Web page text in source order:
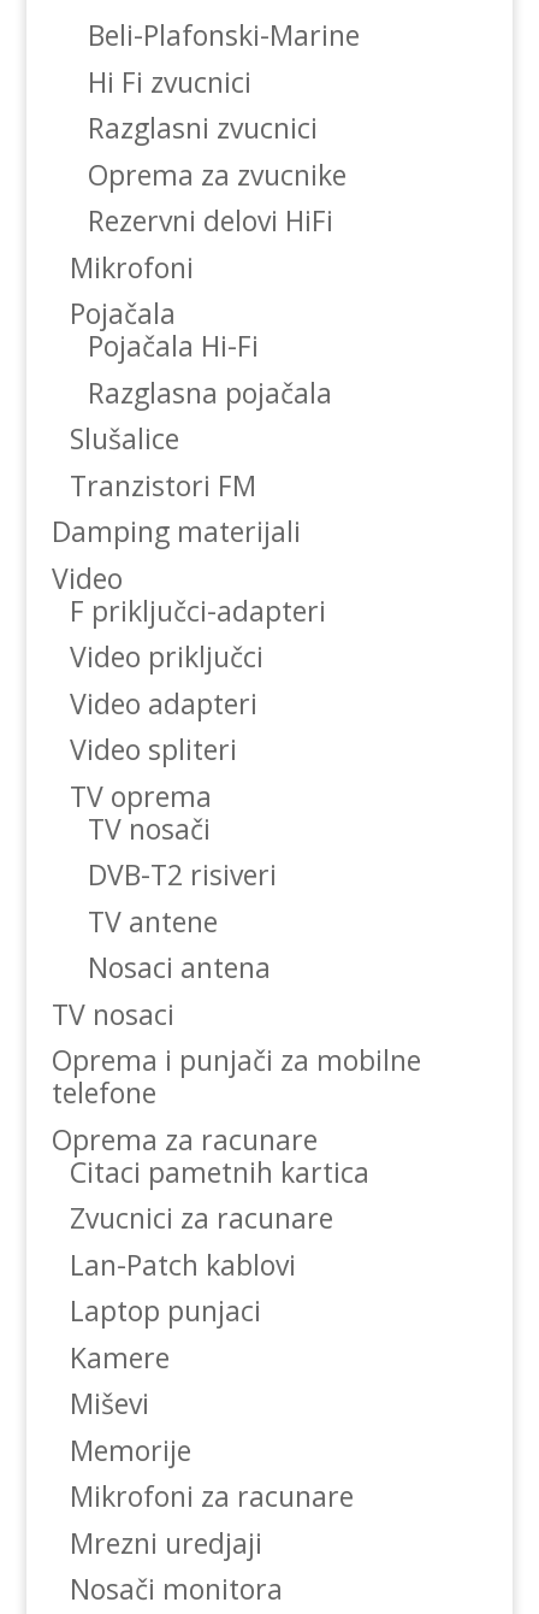
Beli-Plafonski-Marine
Hi Fi zvucnici
Razglasni zvucnici
Oprema za zvucnike
Rezervni delovi HiFi
Mikrofoni
Pojačala
Pojačala Hi-Fi
Razglasna pojačala
Slušalice
Tranzistori FM
Damping materijali
Video
F priključci-adapteri
Video priključci
Video adapteri
Video spliteri
TV oprema
TV nosači
DVB-T2 risiveri
TV antene
Nosaci antena
TV nosaci
Oprema i punjači za mobilne
telefone
Oprema za racunare
Citaci pametnih kartica
Zvucnici za racunare
Lan-Patch kablovi
Laptop punjaci
Kamere
Miševi
Memorije
Mikrofoni za racunare
Mrezni uredjaji
Nosači monitora